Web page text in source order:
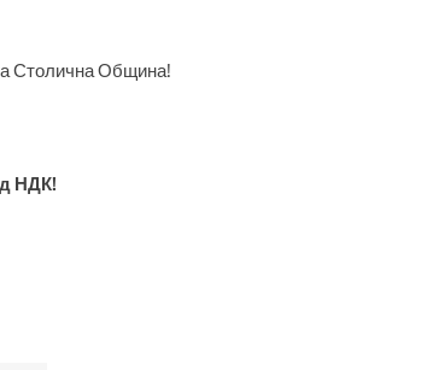
Столична Община!
НДК!